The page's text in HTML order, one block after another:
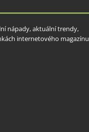
nápady, aktuální trendy,
internetového magazínu